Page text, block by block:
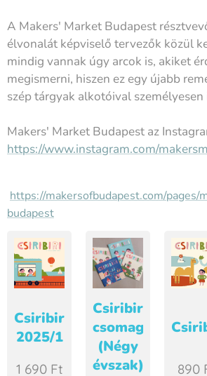
A Makers' Market Budapest
élvonalát képviselő tervezők közül
mindig vannak úgy arcok is, akiket
megismerni, hiszen ez egy újabb
szép tárgyak alkotóival
Makers' Market Budapest az
https://www.instagram.com/
https://makersofbudapest.com/pages/
budapest
Csiribiri
2025/1
1 690Ft
Csiribiri
csomag
(Négy
évszak)
890